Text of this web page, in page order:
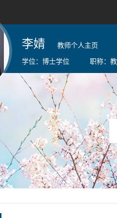
李婧 教师个人主页
学位： 博士学位 职称：